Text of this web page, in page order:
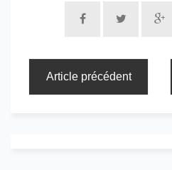
Article précédent